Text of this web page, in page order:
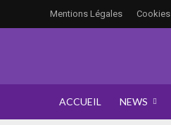
Mentions Légales Cookies
ACCUEIL NEWS